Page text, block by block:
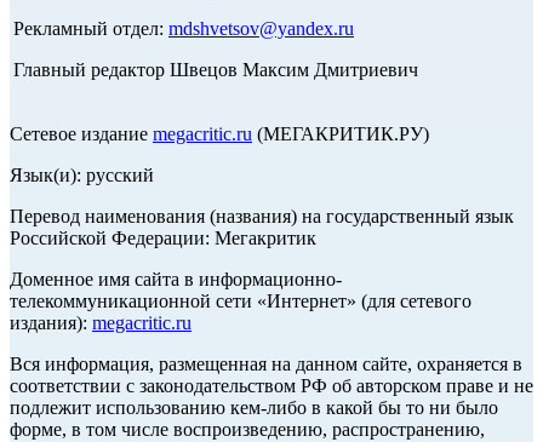
Рекламный отдел: mdshvetsov@yandex.ru
Главный редактор Швецов Максим Дмитриевич
Сетевое издание megacritic.ru (МЕГАКРИТИК.РУ)
Язык(и): русский
Перевод наименования (названия) на государственный язык
Российской Федерации: Мегакритик
Доменное имя сайта в информационно-
телекоммуникационной сети «Интернет» (для сетевого
издания): megacritic.ru
Вся информация, размещенная на данном сайте, охраняется в
соответствии с законодательством РФ об авторском праве и не
подлежит использованию кем-либо в какой бы то ни было
форме, в том числе воспроизведению, распространению,